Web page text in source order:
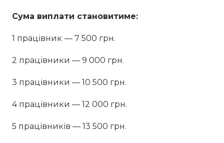
Сума виплати становитиме:
1 працівник — 7 500 грн.
2 працівники — 9 000 грн.
3 працівники — 10 500 грн.
4 працівники — 12 000 грн.
5 працівників — 13 500 грн.